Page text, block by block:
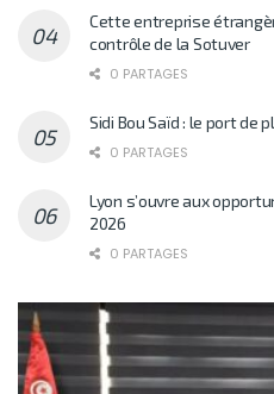
Cette entreprise
contrôle de la Sotuver
0 PARTAGES
Sidi Bou Saïd : le port de
0 PARTAGES
Lyon s’ouvre aux
2026
0 PARTAGES